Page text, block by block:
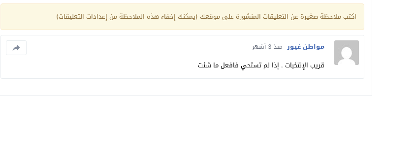
اكتب ملاحظة صغيرة عن التعليقات المنشورة على موقعك (يمكنك إخفاء هذه الملاحظة من إعدادات التعليقات)
مواطن غيور منذ 3 أشهر
قريب الإنتخبات . إذا لم تستحي فافعل ما شئت